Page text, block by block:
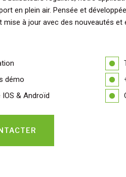
en plein air. Pensée et
mise à jour avec des nouveautés et
démo
& Androïd